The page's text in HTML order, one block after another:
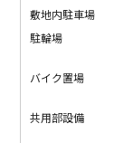
敷地内駐車場
駐輪場
バイク置場
共用部設備